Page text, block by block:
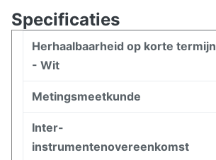
Specificaties
Herhaalbaarheid op korte termijn
- Wit
Metingsmeetkunde
Inter-
instrumentenovereenkomst